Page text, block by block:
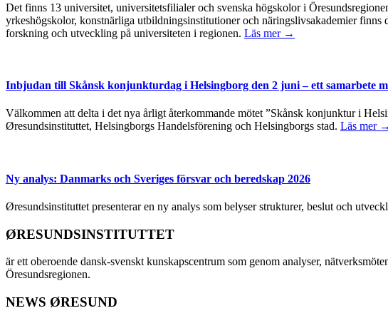
Det finns 13 universitet, universitetsfilialer och svenska högskolor i
yrkeshögskolor, konstnärliga utbildningsinstitutioner och näringslivsakademier
forskning och utveckling på universiteten i regionen. Läs mer →
Inbjudan till Skånsk konjunkturdag i Helsingborg den 2 juni – ett samarbete
Välkommen att delta i det nya årligt återkommande mötet ”Skånsk konjunktur i
Øresundsinstituttet, Helsingborgs Handelsförening och Helsingborgs stad. Läs mer →
Ny analys: Danmarks och Sveriges försvar och beredskap 2026
Øresundsinstituttet presenterar en ny analys som belyser strukturer, beslut och
ØRESUNDSINSTITUTTET
är ett oberoende dansk-svenskt kunskapscentrum som genom analyser,
Öresundsregionen.
NEWS ØRESUND